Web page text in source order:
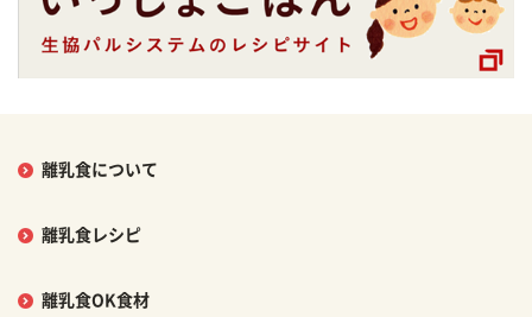
離乳食について
離乳食レシピ
離乳食OK食材